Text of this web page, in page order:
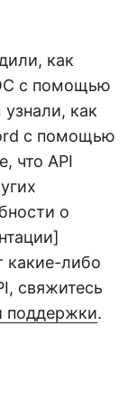
как
с помощью
как
с помощью
что API
о
какие-либо
свяжитесь
поддержки.